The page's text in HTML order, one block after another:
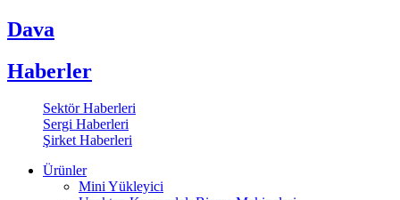
Dava
Haberler
Sektör Haberleri
Sergi Haberleri
Şirket Haberleri
Ürünler
Mini Yükleyici